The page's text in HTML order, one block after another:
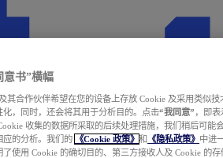
意书”横幅
其合作伙伴希望在您的设备上存放 Cookie 及采用类似
化，同时，还会将其用于分析目的。点击“我同意” ，即
收集的数据所采取的后续处理措施，我们稍后可能
应的分析。我们的
《Cookie 政策》 和 《隐私政策》 中进
了使用 Cookie 的确切目的、第三方接收人及 Cookie 的